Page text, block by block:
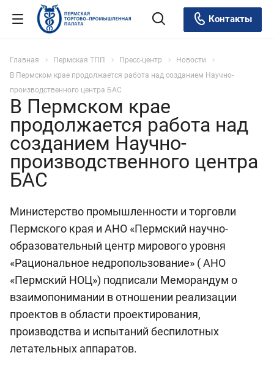
Контакты
Главная Пермская ТПП Пресс-центр
Новости
В Пермском крае продолжается работа над созданием Научно-
производственного центра БАС
В Пермском крае
продолжается работа над
созданием Научно-
производственного центра
БАС
Министерство промышленности и торговли
Пермского края и АНО «Пермский научно-
образовательный центр мирового уровня
«Рациональное недропользование» ( АНО
«Пермский НОЦ») подписали Меморандум о
взаимопонимании в отношении реализации
проектов в области проектирования,
производства и испытаний беспилотных
летательных аппаратов.